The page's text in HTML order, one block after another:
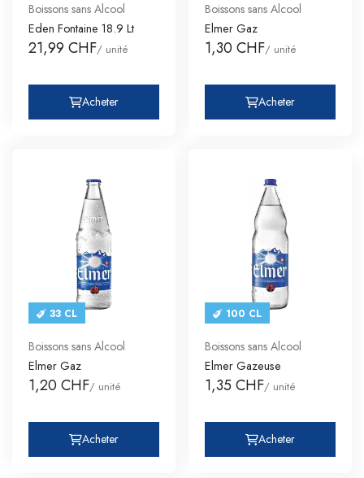
Boissons sans Alcool
Eden Fontaine 18.9 Lt
21,99 CHF/ unité
Acheter
Boissons sans Alcool
Elmer Gaz
1,30 CHF/ unité
Acheter
33 CL
Boissons sans Alcool
Elmer Gaz
1,20 CHF/ unité
Acheter
100 CL
Boissons sans Alcool
Elmer Gazeuse
1,35 CHF/ unité
Acheter